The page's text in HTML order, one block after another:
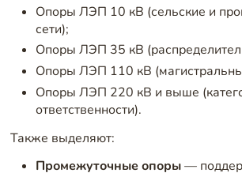
Опоры ЛЭП 10 кВ (сельские и
сети);
Опоры ЛЭП 35 кВ
Опоры ЛЭП 110 кВ
Опоры ЛЭП 220 кВ и выше
ответственности).
Также выделяют:
Промежуточные опоры—